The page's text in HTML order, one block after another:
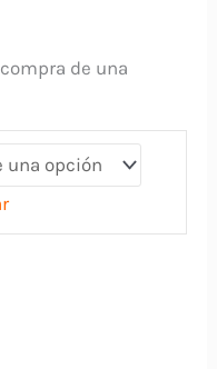
de una